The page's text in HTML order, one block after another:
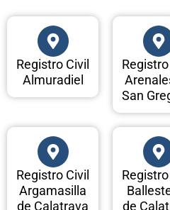
Registro Civil
Almuradiel
Registro
San
Registro Civil
Argamasilla
de Calatrava
Registro
de